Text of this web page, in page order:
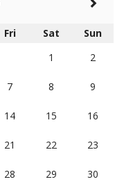
Fri Sat
Sun
1
2
7 8 9
14 15 16
21 22 23
28 29 30